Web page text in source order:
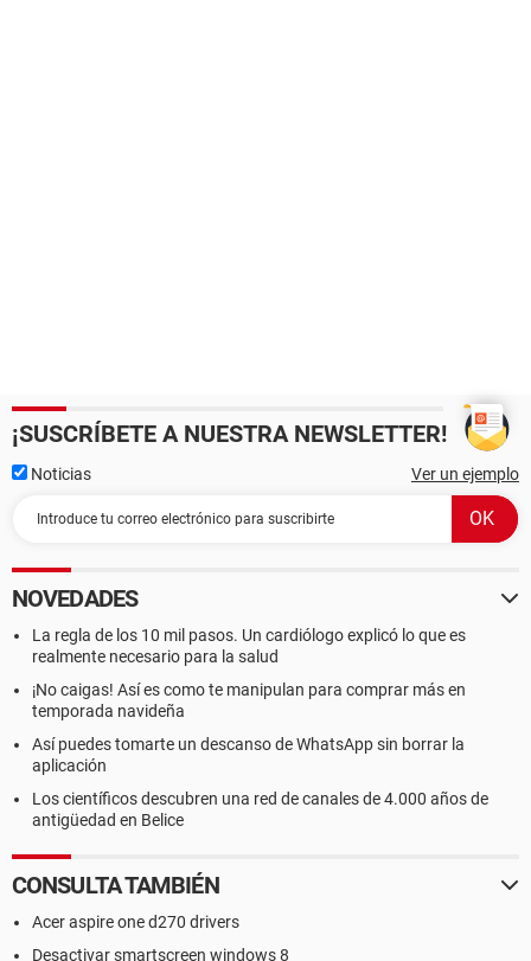
¡SUSCRÍBETE A NUESTRA NEWSLETTER!
Noticias Ver un ejemplo
NOVEDADES
La regla de los 10 mil pasos. Un cardiólogo explicó lo que es
realmente necesario para la salud
¡No caigas! Así es como te manipulan para comprar más en
temporada navideña
Así puedes tomarte un descanso de WhatsApp sin borrar la
aplicación
Los científicos descubren una red de canales de 4.000 años de
antigüedad en Belice
CONSULTA TAMBIÉN
Acer aspire one d270 drivers
Desactivar smartscreen windows 8